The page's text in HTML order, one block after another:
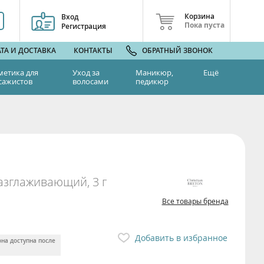
Вход
Регистрация
Корзина
Пока пуста
И ДОСТАВКА КОНТАКТЫ ОБРАТНЫЙ ЗВОНОК
для
Уход за
волосами
Маникюр,
педикюр
Ещё
3 г
Все товары бренда
Добавить в избранное
доступна после